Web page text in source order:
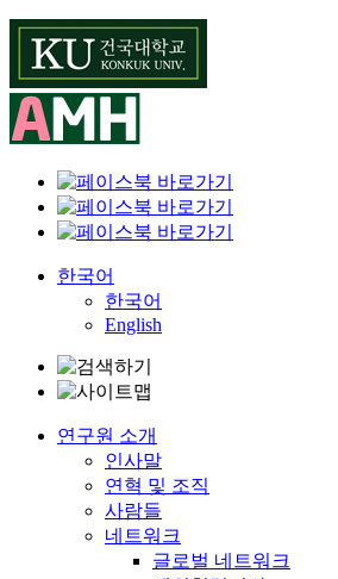
Skip
content
한국어
한국어
English
연구원 소개
인사말
연혁 및 조직
사람들
네트워크
글로벌 네트워크